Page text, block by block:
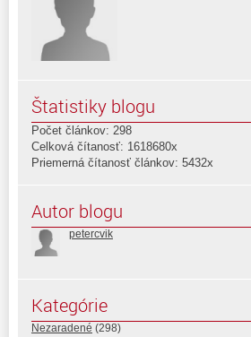
Štatistiky blogu
Počet článkov: 298
Celková čítanosť: 1618680x
Priemerná čítanosť článkov: 5432x
Autor blogu
petercvik
Kategórie
Nezaradené (298)